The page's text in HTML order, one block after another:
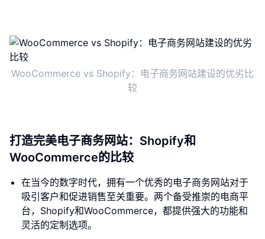
WooCommerce vs Shopify：电子商务网站建设的优劣比
较
打造完美电子商务网站：Shopify和
WooCommerce的比较
在当今的数字时代，拥有一个优秀的电子商务网站对于
吸引客户和促进销售至关重要。两个备受推崇的电商平
台，Shopify和WooCommerce，都提供强大的功能和
灵活的定制选项。